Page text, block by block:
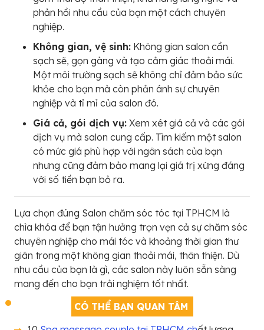
phản hồi nhu cầu của bạn một cách chuyên
nghiệp.
Không gian, vệ sinh: Không gian salon cần
sạch sẽ, gọn gàng và tạo cảm giác thoải mái.
Một môi trường sạch sẽ không chỉ đảm bảo sức
khỏe cho bạn mà còn phản ánh sự chuyên
nghiệp và tỉ mỉ của salon đó.
Giá cả, gói dịch vụ: Xem xét giá cả và các gói
dịch vụ mà salon cung cấp. Tìm kiếm một salon
có mức giá phù hợp với ngân sách của bạn
nhưng cũng đảm bảo mang lại giá trị xứng đáng
với số tiền bạn bỏ ra.
Lựa chọn đúng Salon chăm sóc tóc tại TPHCM là
chìa khóa để bạn tận hưởng trọn vẹn cả sự chăm sóc
chuyên nghiệp cho mái tóc và khoảng thời gian thư
giãn trong một không gian thoải mái, thân thiện. Dù
nhu cầu của bạn là gì, các salon này luôn sẵn sàng
mang đến cho bạn trải nghiệm tốt nhất.
CÓ THỂ BẠN QUAN TÂM